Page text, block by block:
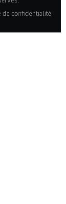
de confidentialité